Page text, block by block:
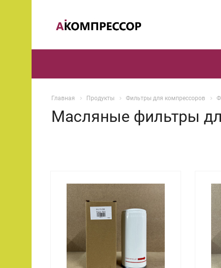
Главная Продукты Фильтры для компрессоров
Масляные фильтры